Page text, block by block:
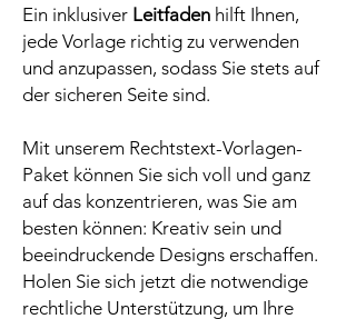
Ein inklusiver Leitfaden hilft Ihnen,
jede Vorlage richtig zu verwenden
und anzupassen, sodass Sie stets auf
der sicheren Seite sind.
Mit unserem Rechtstext-Vorlagen-
Paket können Sie sich voll und ganz
auf das konzentrieren, was Sie am
besten können: Kreativ sein und
beeindruckende Designs erschaffen.
Holen Sie sich jetzt die notwendige
rechtliche Unterstützung, um Ihre